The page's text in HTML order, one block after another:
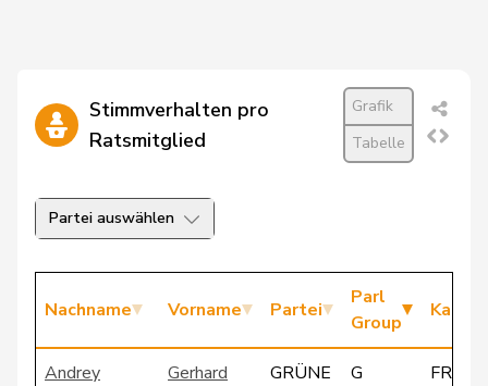
Stimmverhalten pro
Ratsmitglied
Grafik
Tabelle
Partei auswählen
Nachname Vorname Partei
Parl
Group
Andrey Gerhard GRÜNE G
FR